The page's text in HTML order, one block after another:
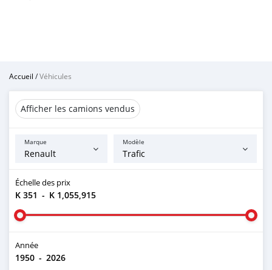
Accueil /Véhicules
Afficher les camions vendus
Marque Modèle
Échelle des prix
K 351 - K 1,055,915
Année
1950 - 2026